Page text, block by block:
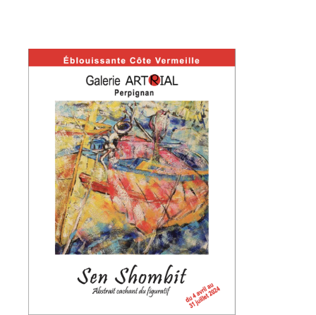
Statut / Organisation
J'accepte lestermes et conditions
* Champ obligatoire
Adresse email*
Prénom
Statut / Organisation
J'accepte lestermes et conditions
* Champ obligatoire